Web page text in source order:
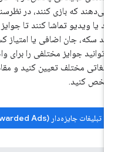
می‌دهند که بازی کنند، در
یا ویدیو تماشا کنند تا جوایز
سکه، جان اضافی یا امتیاز کسب
جوایز مختلفی را برای
مختلف تعیین کنید و مقادیر
کنید.
تبلیغات جایزه‌دار (Rewarded Ads) را پیاده‌سازی کنید